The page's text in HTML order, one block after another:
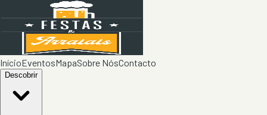
InícioEventosMapaSobre NósContacto
Descobrir